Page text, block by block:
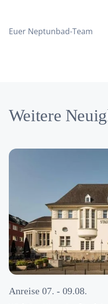
Euer Neptunbad-Team
Weitere
Anreise 07. - 09.08.